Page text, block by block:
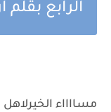
الرابع
مسااااء الخيرلاهل